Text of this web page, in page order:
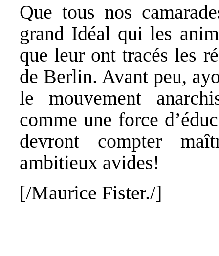
Que tous nos
grand Idéal qui les
que leur ont tracés les
de Berlin. Avant peu,
le mouvement
comme une force
devront compter
ambitieux avides!
[/Maurice Fister./]